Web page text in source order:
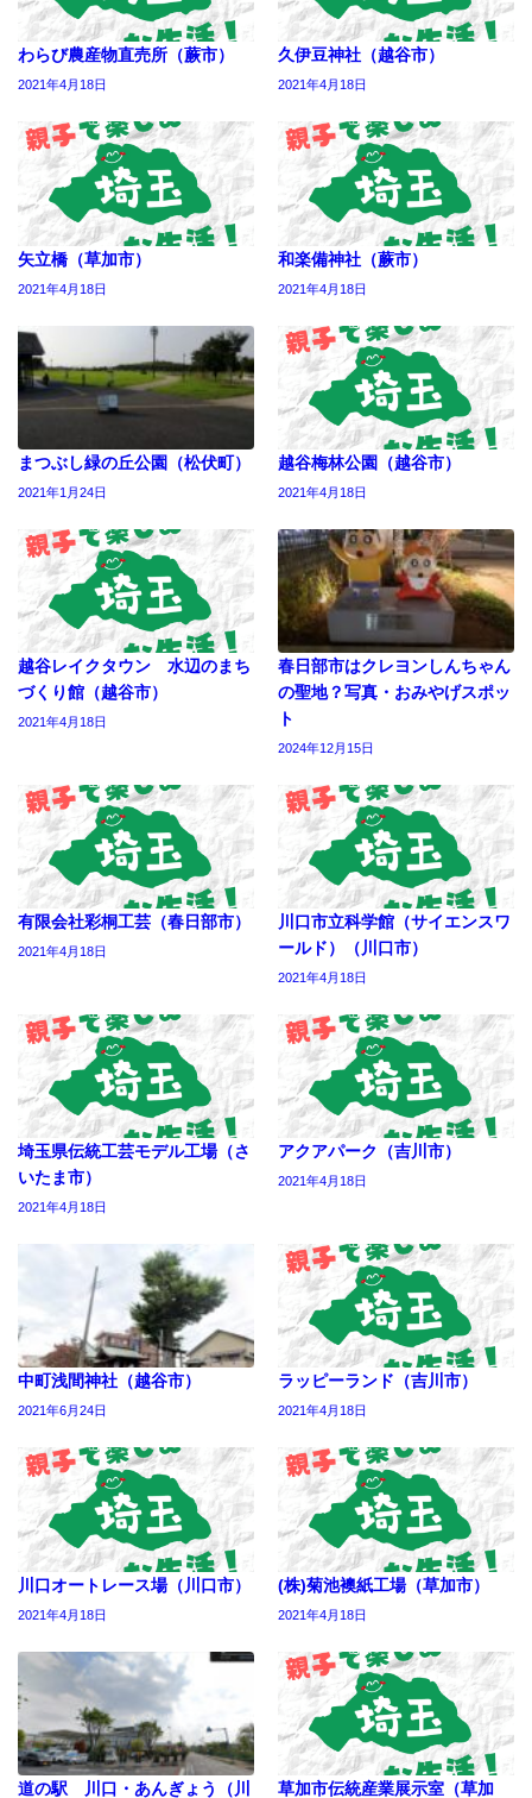
わらび農産物直売所（蕨市）
2021年4月18日
久伊豆神社（越谷市）
2021年4月18日
矢立橋（草加市）
2021年4月18日
和楽備神社（蕨市）
2021年4月18日
まつぶし緑の丘公園（松伏町）
2021年1月24日
越谷梅林公園（越谷市）
2021年4月18日
越谷レイクタウン 水辺のまち
づくり館（越谷市）
2021年4月18日
春日部市はクレヨンしんちゃん
の聖地？写真・おみやげスポッ
ト
2024年12月15日
有限会社彩桐工芸（春日部市）
2021年4月18日
川口市立科学館（サイエンスワ
ールド）（川口市）
2021年4月18日
埼玉県伝統工芸モデル工場（さ
いたま市）
2021年4月18日
アクアパーク（吉川市）
2021年4月18日
中町浅間神社（越谷市）
2021年6月24日
ラッピーランド（吉川市）
2021年4月18日
川口オートレース場（川口市）
2021年4月18日
(株)菊池襖紙工場（草加市）
2021年4月18日
道の駅 川口・あんぎょう（川
草加市伝統産業展示室（草加